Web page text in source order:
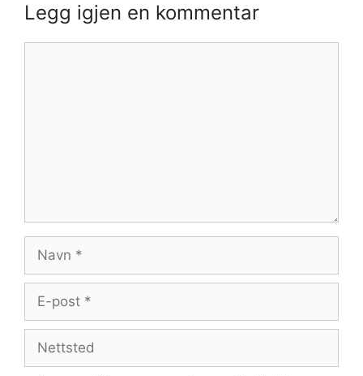
Legg igjen en kommentar
Navn
Nettsted